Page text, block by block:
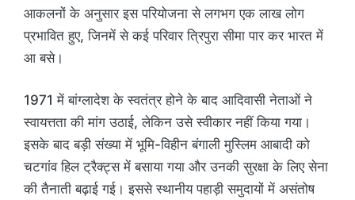
आकलनों के अनुसार इस परियोजना से लगभग एक लाख लोग
प्रभावित हुए, जिनमें से कई परिवार त्रिपुरा सीमा पार कर भारत में
आ बसे।
1971 में बांग्लादेश के स्वतंत्र होने के बाद आदिवासी नेताओं ने
स्वायत्तता की मांग उठाई, लेकिन उसे स्वीकार नहीं किया गया।
इसके बाद बड़ी संख्या में भूमि-विहीन बंगाली मुस्लिम आबादी को
चटगांव हिल ट्रैक्ट्स में बसाया गया और उनकी सुरक्षा के लिए सेना
की तैनाती बढ़ाई गई। इससे स्थानीय पहाड़ी समुदायों में असंतोष